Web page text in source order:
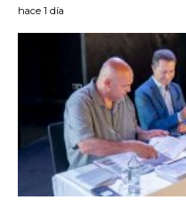
hace 1 día